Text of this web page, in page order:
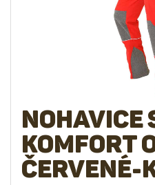
Nohavice
Komfort